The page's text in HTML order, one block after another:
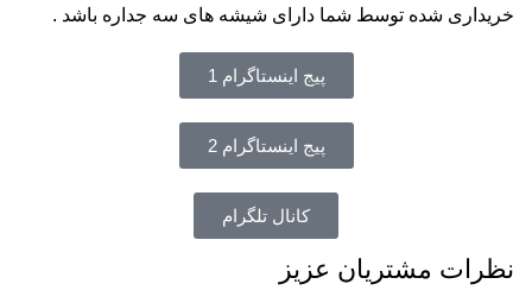
خریداری شده توسط شما دارای شیشه های سه جداره باشد .
پیج اینستاگرام 1
پیج اینستاگرام 2
کانال تلگرام
نظرات مشتریان عزیز